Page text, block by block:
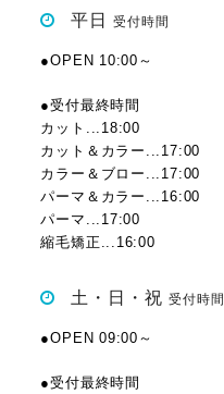
平日受付時間
●OPEN 10:00～
●受付最終時間
カット...18:00
カット＆カラー...17:00
カラー＆ブロー...17:00
パーマ＆カラー...16:00
パーマ...17:00
縮毛矯正...16:00
土・日・祝受付時間
●OPEN 09:00～
●受付最終時間